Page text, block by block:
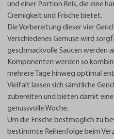
und einer Portion Reis, die eine
Cremigkeit und Frische bietet.
Die Vorbereitung dieser vier
Verschiedenes Gemüse wird
geschmackvolle Saucen werden
Komponenten werden so
mehrere Tage hinweg optimal
Vielfalt lassen sich sämtliche
zubereiten und bieten damit
genussvolle Woche.
Um die Frische bestmöglich zu
bestimmte Reihenfolge beim